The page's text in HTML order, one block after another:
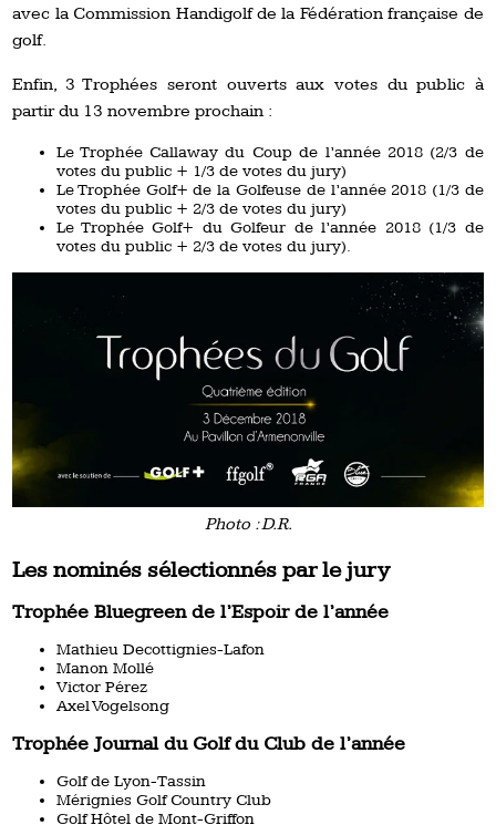
avec la Commission Handigolf de la Fédération française de
golf.
Enfin, 3 Trophées seront ouverts aux votes du public à
partir du 13 novembre prochain :
Le Trophée Callaway du Coup de l’année 2018 (2/3 de
votes du public + 1/3 de votes du jury)
Le Trophée Golf+ de la Golfeuse de l’année 2018 (1/3 de
votes du public + 2/3 de votes du jury)
Le Trophée Golf+ du Golfeur de l’année 2018 (1/3 de
votes du public + 2/3 de votes du jury).
Photo : D.R.
Les nominés sélectionnés par le jury
Trophée Bluegreen de l’Espoir de l’année
Mathieu Decottignies-Lafon
Manon Mollé
Victor Pérez
Axel Vogelsong
Trophée Journal du Golf du Club de l’année
Golf de Lyon-Tassin
Mérignies Golf Country Club
Golf Hôtel de Mont-Griffon